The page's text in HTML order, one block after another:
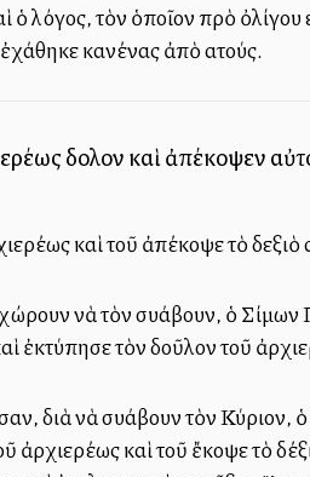
λόγος, τὸν ὁποῖον πρὸ ὀλίγου
κανένας ἀπὸ αὐτούς.
δοῦλον καὶ ἀπέκοψεν
καὶ τοῦ ἀπέκοψε τὸ δεξιὸ
νὰ τὸν συλλάβουν, ὁ
ἐκτύπησε τὸν δοῦλον τοῦ
διὰ νὰ συλλάβουν τὸν Κύριον,
καὶ τοῦ ἔκοψε τὸ